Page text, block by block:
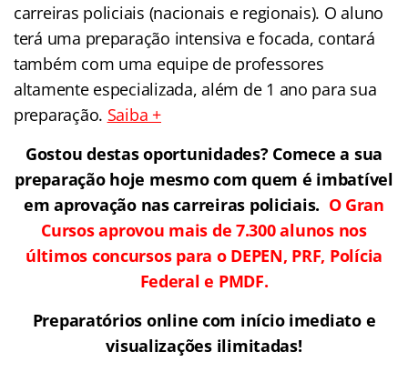
carreiras policiais (nacionais e regionais). O aluno
terá uma preparação intensiva e focada, contará
também com uma equipe de professores
altamente especializada, além de 1 ano para sua
preparação. Saiba +
Gostou destas oportunidades? Comece a sua
preparação hoje mesmo com quem é imbatível
em aprovação nas carreiras policiais. O Gran
Cursos aprovou mais de 7.300 alunos nos
últimos concursos para o DEPEN, PRF, Polícia
Federal e PMDF.
Preparatórios online com início imediato e
visualizações ilimitadas!